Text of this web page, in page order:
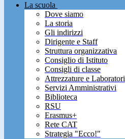
La scuola
Dove siamo
La storia
Gli indirizzi
Dirigente e Staff
Struttura organizzativa
Consiglio di Istituto
Consigli di classe
Attrezzature e Laboratori
Servizi Amministrativi
Biblioteca
RSU
Erasmus+
Rete CAT
Strategia "Ecco!"